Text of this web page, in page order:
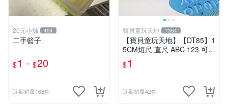
20元小舖 494
二手籃子
$1 - $20
近期銷量168件
寶貝童玩天地 7354
【寶貝童玩天地】【DT85】1
5CM短尺 直尺 ABC 123 可愛
花樣~1支 特價1元
$1
近期銷量42件